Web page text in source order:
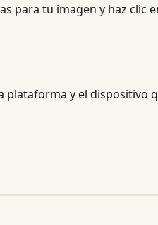
para tu imagen y haz clic
plataforma y el dispositivo